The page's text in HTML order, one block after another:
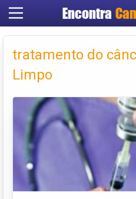
Encontra
tratamento do
Limpo